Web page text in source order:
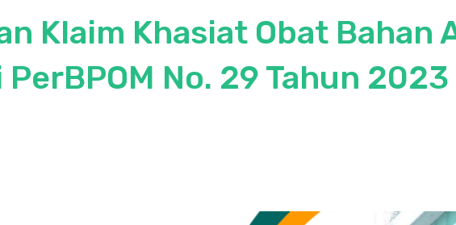
Klaim Khasiat Obat Bahan
No. 29 Tahun 2023